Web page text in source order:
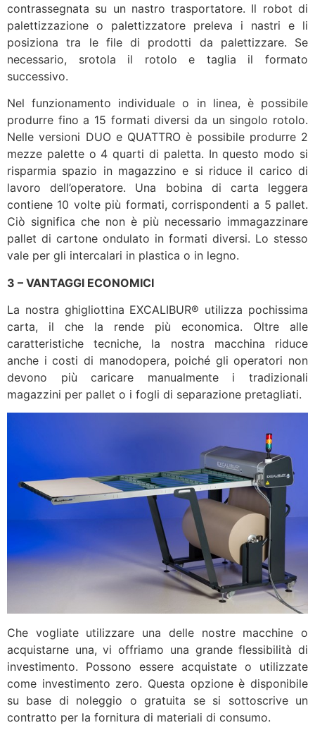
contrassegnata su un nastro trasportatore. Il robot di
palettizzazione o palettizzatore preleva i nastri e li
posiziona tra le file di prodotti da palettizzare. Se
necessario, srotola il rotolo e taglia il formato
successivo.
Nel funzionamento individuale o in linea, è possibile
produrre fino a 15 formati diversi da un singolo rotolo.
Nelle versioni DUO e QUATTRO è possibile produrre 2
mezze palette o 4 quarti di paletta. In questo modo si
risparmia spazio in magazzino e si riduce il carico di
lavoro dell’operatore. Una bobina di carta leggera
contiene 10 volte più formati, corrispondenti a 5 pallet.
Ciò significa che non è più necessario immagazzinare
pallet di cartone ondulato in formati diversi. Lo stesso
vale per gli intercalari in plastica o in legno.
3 – VANTAGGI ECONOMICI
La nostra ghigliottina EXCALIBUR® utilizza pochissima
carta, il che la rende più economica. Oltre alle
caratteristiche tecniche, la nostra macchina riduce
anche i costi di manodopera, poiché gli operatori non
devono più caricare manualmente i tradizionali
magazzini per pallet o i fogli di separazione pretagliati.
Che vogliate utilizzare una delle nostre macchine o
acquistarne una, vi offriamo una grande flessibilità di
investimento. Possono essere acquistate o utilizzate
come investimento zero. Questa opzione è disponibile
su base di noleggio o gratuita se si sottoscrive un
contratto per la fornitura di materiali di consumo.